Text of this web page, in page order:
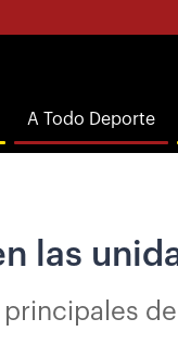
A Todo Deporte
las